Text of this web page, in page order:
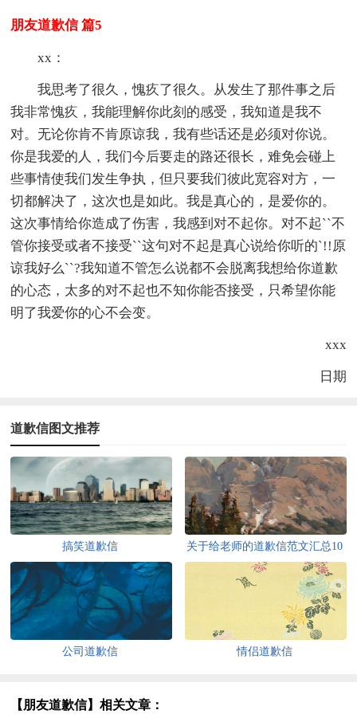
朋友道歉信 篇5
xx：
我思考了很久，愧疚了很久。从发生了那件事之后
我非常愧疚，我能理解你此刻的感受，我知道是我不
对。无论你肯不肯原谅我，我有些话还是必须对你说。
你是我爱的人，我们今后要走的路还很长，难免会碰上
些事情使我们发生争执，但只要我们彼此宽容对方，一
切都解决了，这次也是如此。我是真心的，是爱你的。
这次事情给你造成了伤害，我感到对不起你。对不起``不
管你接受或者不接受``这句对不起是真心说给你听的`!!原
谅我好么``?我知道不管怎么说都不会脱离我想给你道歉
的心态，太多的对不起也不知你能否接受，只希望你能
明了我爱你的心不会变。
xxx
日期
道歉信图文推荐
搞笑道歉信
关于给老师的道歉信范文汇总10
篇
公司道歉信 情侣道歉信
【朋友道歉信】相关文章：